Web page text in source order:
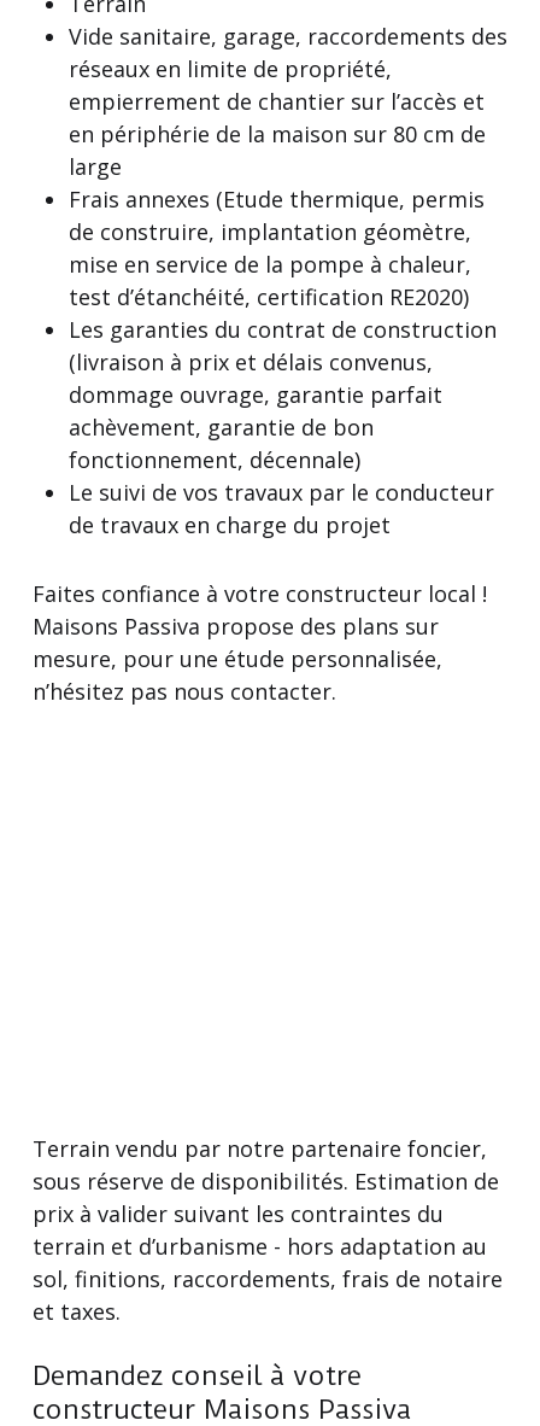
Vide sanitaire, garage, raccordements des
réseaux en limite de propriété,
empierrement de chantier sur l’accès et
en périphérie de la maison sur 80 cm de
large
Frais annexes (Etude thermique, permis
de construire, implantation géomètre,
mise en service de la pompe à chaleur,
test d’étanchéité, certification RE2020)
Les garanties du contrat de construction
(livraison à prix et délais convenus,
dommage ouvrage, garantie parfait
achèvement, garantie de bon
fonctionnement, décennale)
Le suivi de vos travaux par le conducteur
de travaux en charge du projet
Faites confiance à votre constructeur local !
Maisons Passiva propose des plans sur
mesure, pour une étude personnalisée,
n’hésitez pas nous contacter.
Terrain vendu par notre partenaire foncier,
sous réserve de disponibilités. Estimation de
prix à valider suivant les contraintes du
terrain et d’urbanisme - hors adaptation au
sol, finitions, raccordements, frais de notaire
et taxes.
Demandez conseil à votre
constructeur Maisons Passiva